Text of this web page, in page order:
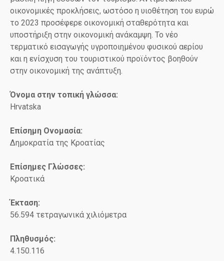
οικονομικές προκλήσεις, ωστόσο η υιοθέτηση του ευρώ
το 2023 προσέφερε οικονομική σταθερότητα και
υποστήριξη στην οικονομική ανάκαμψη. Το νέο
τερματικό εισαγωγής υγροποιημένου φυσικού αερίου
και η ενίσχυση του τουριστικού προϊόντος βοηθούν
στην οικονομική της ανάπτυξη.
Όνομα στην τοπική γλώσσα:
Hrvatska
Επίσημη Ονομασία:
Δημοκρατία της Κροατίας
Επίσημες Γλώσσες:
Κροατικά
Έκταση:
56.594 τετραγωνικά χιλιόμετρα
Πληθυσμός:
4.150.116